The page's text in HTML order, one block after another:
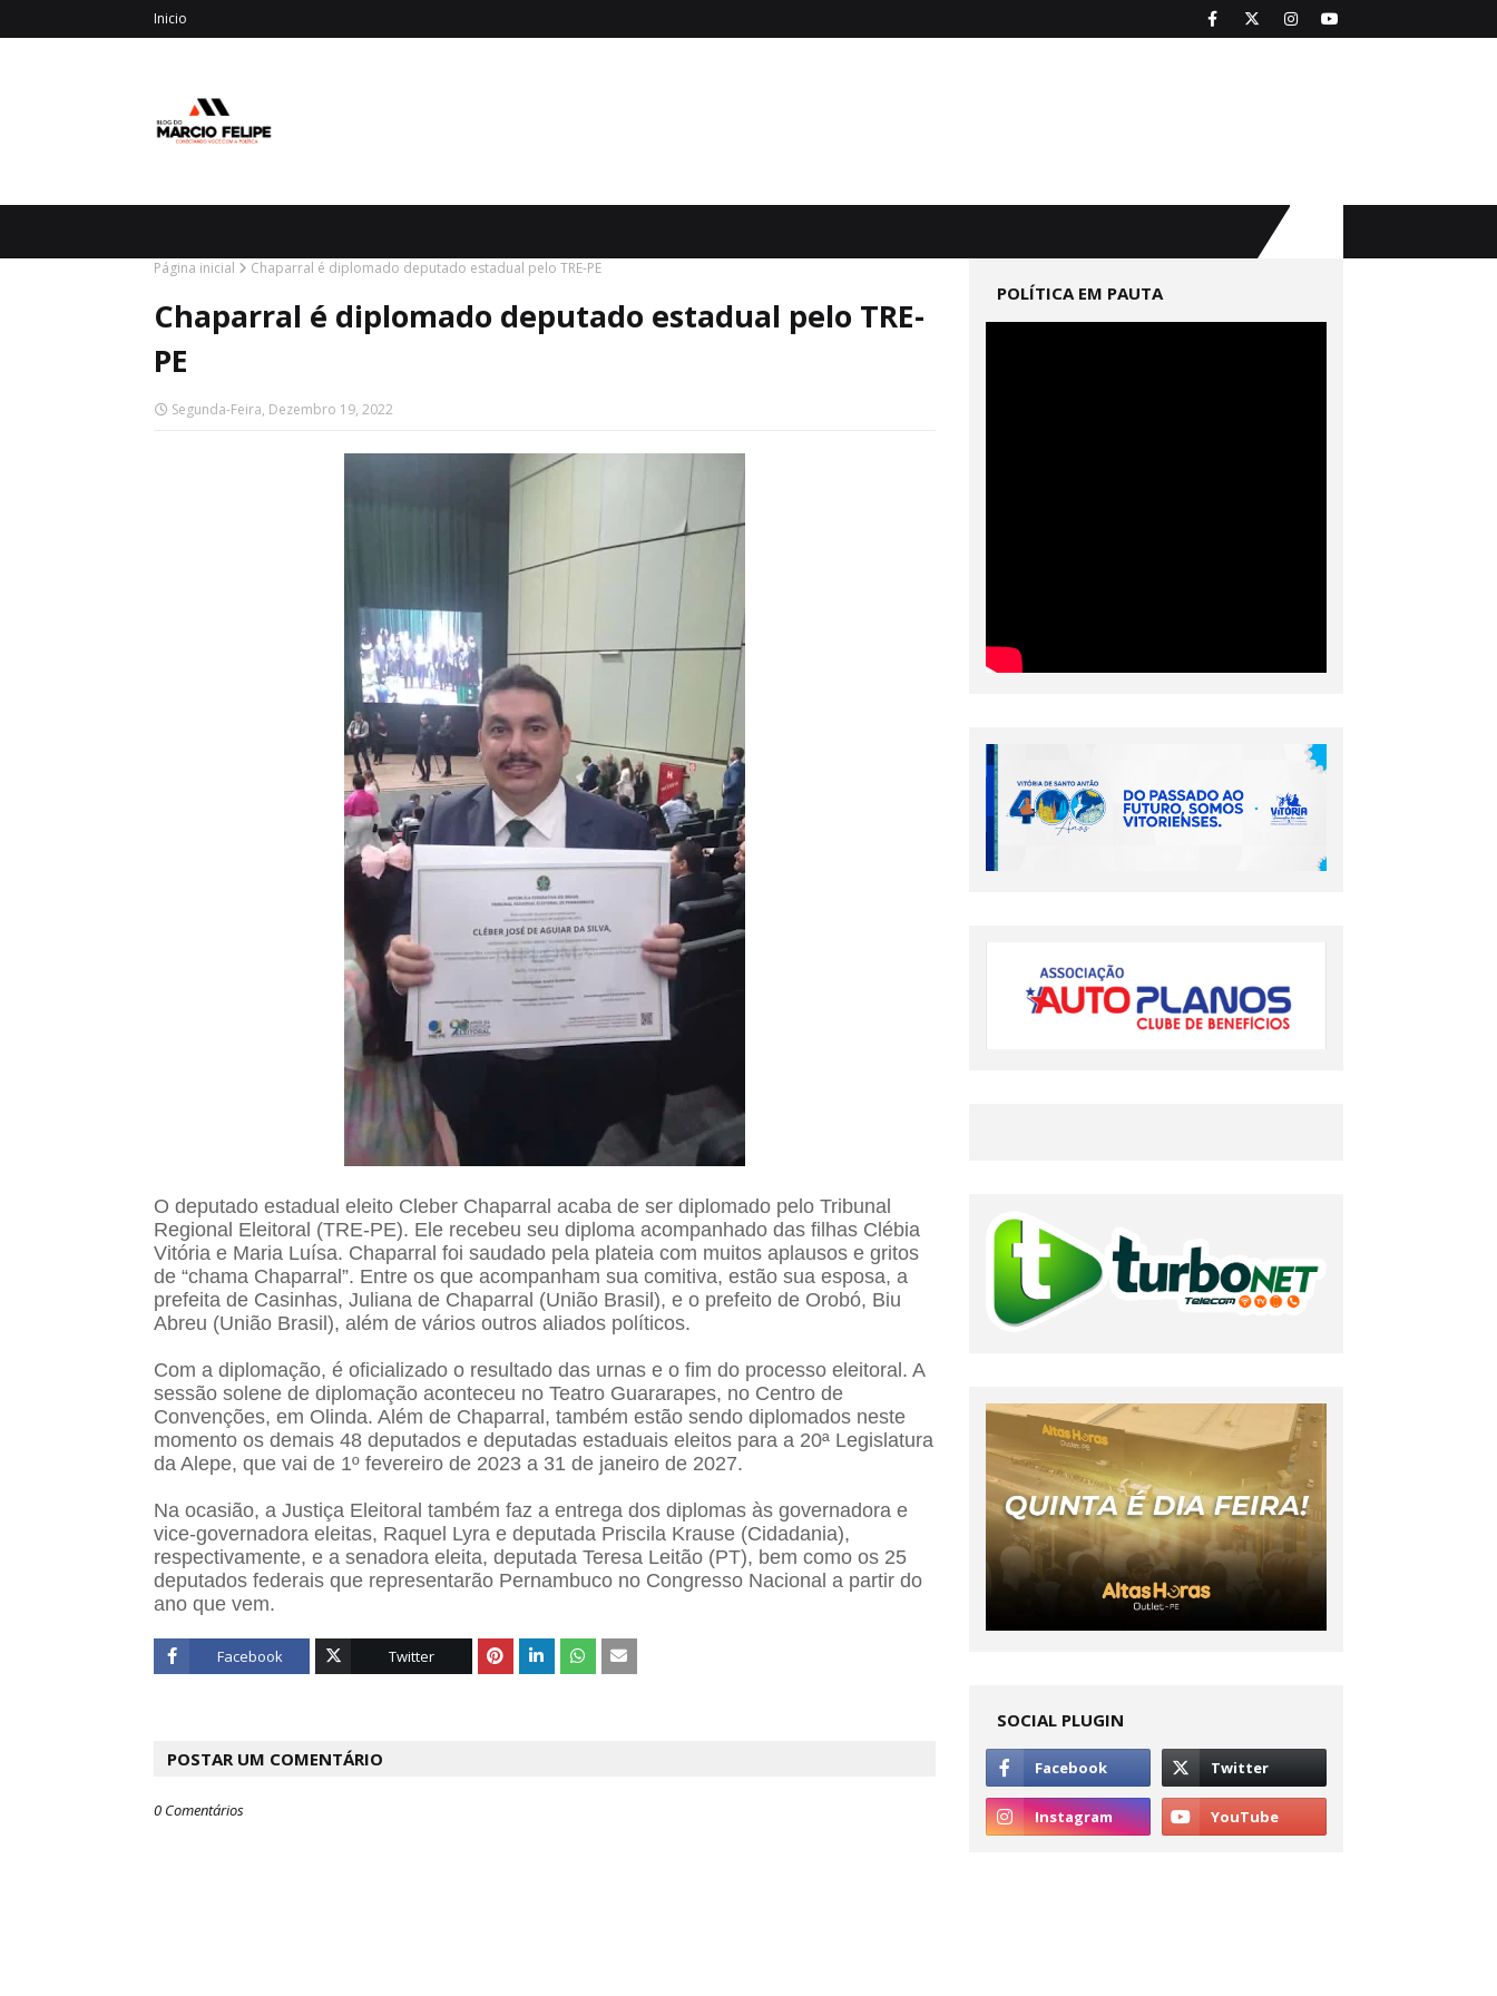
Inicio
Página inicial Chaparral é diplomado deputado estadual pelo TRE-PE
Chaparral é diplomado deputado estadual pelo TRE-
PE
Segunda-Feira, Dezembro 19, 2022
O deputado estadual eleito Cleber Chaparral acaba de ser diplomado pelo Tribunal
Regional Eleitoral (TRE-PE). Ele recebeu seu diploma acompanhado das filhas Clébia
Vitória e Maria Luísa. Chaparral foi saudado pela plateia com muitos aplausos e gritos
de “chama Chaparral”. Entre os que acompanham sua comitiva, estão sua esposa, a
prefeita de Casinhas, Juliana de Chaparral (União Brasil), e o prefeito de Orobó, Biu
Abreu (União Brasil), além de vários outros aliados políticos.
Com a diplomação, é oficializado o resultado das urnas e o fim do processo eleitoral. A
sessão solene de diplomação aconteceu no Teatro Guararapes, no Centro de
Convenções, em Olinda. Além de Chaparral, também estão sendo diplomados neste
momento os demais 48 deputados e deputadas estaduais eleitos para a 20ª Legislatura
da Alepe, que vai de 1º fevereiro de 2023 a 31 de janeiro de 2027.
Na ocasião, a Justiça Eleitoral também faz a entrega dos diplomas às governadora e
vice-governadora eleitas, Raquel Lyra e deputada Priscila Krause (Cidadania),
respectivamente, e a senadora eleita, deputada Teresa Leitão (PT), bem como os 25
deputados federais que representarão Pernambuco no Congresso Nacional a partir do
ano que vem.
Facebook Twitter
POSTAR UM COMENTÁRIO
0 Comentários
POLÍTICA EM PAUTA
SOCIAL PLUGIN